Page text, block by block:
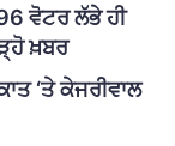
ਵੋਟਰ ਲੱਭੇ ਹੀ
ਖ਼ਬਰ
‘ਤੇ ਕੇਜਰੀਵਾਲ